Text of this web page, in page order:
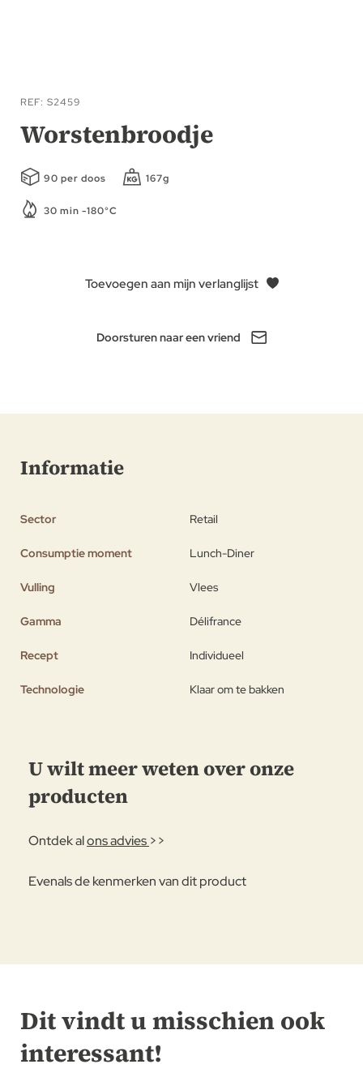
naar
het
begin
van
de
afbeeldingen-
REF S2459
Worstenbroodje
90 per doos 167g
30 min -180°C
Toevoegen aan mijn verlanglijst
Doorsturen naar een vriend
Informatie
Sector Retail
Consumptie moment Lunch-Diner
Vulling Vlees
Gamma Délifrance
Recept Individueel
Technologie Klaar om te bakken
U wilt meer weten over onze
producten
Ontdek alons advies >>
Evenals de kenmerken van dit product
Dit vindt u misschien ook
interessant!